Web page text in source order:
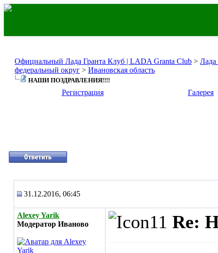
Официальный Лада Гранта Клуб | LADA Granta Club > Лада
федеральный округ > Ивановская область
НАШИ ПОЗДРАВЛЕНИЯ!!!!
Регистрация Галерея
31.12.2016, 06:45
Alexey Yarik
Модератор Иваново
Re: